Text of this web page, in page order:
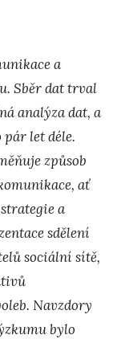
a
Sběr dat trval
analýza dat, a
let déle.
způsob
ať
a
sdělení
sociální sítě,
Navzdory
bylo